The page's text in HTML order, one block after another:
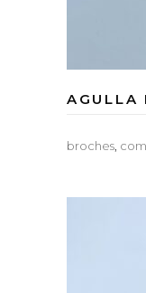
AGULLA
broches,